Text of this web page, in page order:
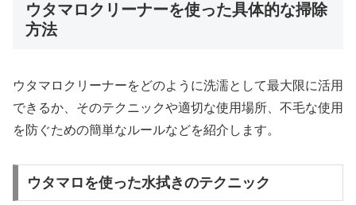
ウタマロクリーナーを使った具体的な掃除
方法
ウタマロクリーナーをどのように洗濡として最大限に活用
できるか、そのテクニックや適切な使用場所、不毛な使用
を防ぐための簡単なルールなどを紹介します。
ウタマロを使った水拭きのテクニック